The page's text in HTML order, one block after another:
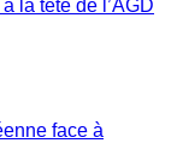
la tête de l’AGD